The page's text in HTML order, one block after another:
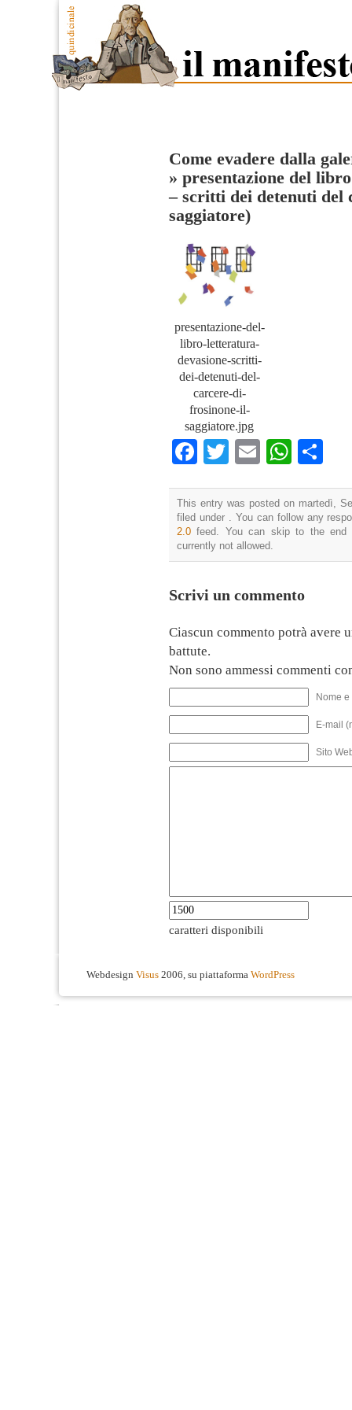
Come evadere dalla
» presentazione del
– scritti dei detenuti del
saggiatore)
presentazione-del-
libro-letteratura-
devasione-scritti-
dei-detenuti-del-
carcere-di-
frosinone-il-
saggiatore.jpg
Facebook
TwitterEmail
This entry was posted on martedì,
filed under . You can follow any
2.0 feed. You can skip to the end
currently not allowed.
Scrivi un commento
Ciascun commento potrà avere
battute.
Non sono ammessi commenti
Nome
E-mail
Sito
caratteri disponibili
Webdesign Visus 2006, su piattaforma WordPress